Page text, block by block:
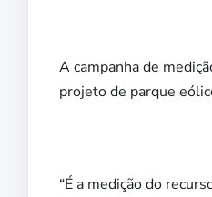
A campanha de
projeto de parque
“É a medição do